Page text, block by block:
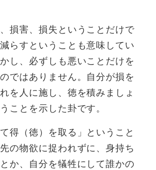
、損害、損失ということだけで
らすということも意味してい
し、必ずしも悪いことだけを
ではありません。自分が損を
を人に施し、徳を積みましょ
ことを示した卦です。
て得（徳）を取る」ということ
の物欲に捉われずに、身持ち
か、自分を犠牲にして誰かの